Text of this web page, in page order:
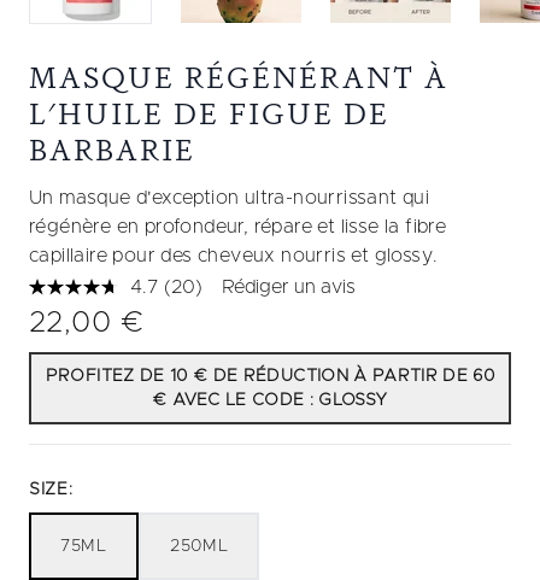
MASQUE RÉGÉNÉRANT À
L'HUILE DE FIGUE DE
BARBARIE
Un masque d'exception ultra-nourrissant qui
régénère en profondeur, répare et lisse la fibre
capillaire pour des cheveux nourris et glossy.
4.7 Lire
Lien
sur
la
même
page.
(20) Rédiger un avis
22,00 €
PROFITEZ DE 10 € DE RÉDUCTION À PARTIR DE 60
€ AVEC LE CODE : GLOSSY
SIZE:
75ML 250ML